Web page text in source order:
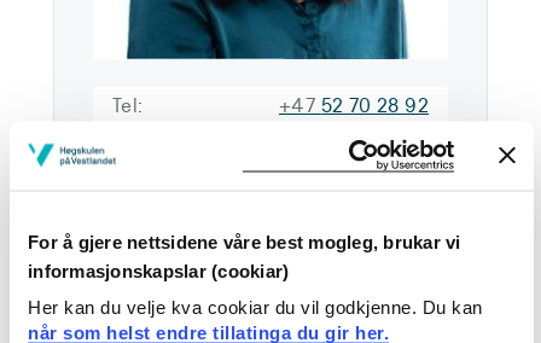
For å gjere nettsidene våre best mogleg, brukar vi
informasjonskapslar (cookiar)
Her kan du velje kva cookiar du vil godkjenne. Du kan
når som helst endre tillatinga du gir her.
Tel: +47 52 70 28 92
Epost: Send epost
HGSD H-HOV3002
Last ned kontaktkort